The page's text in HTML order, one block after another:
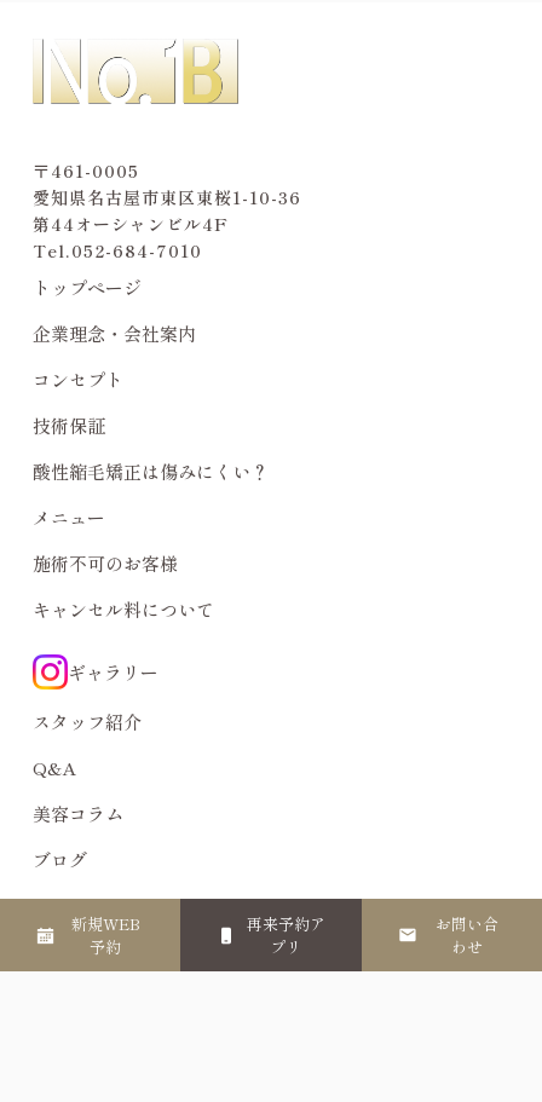
新規WEB
予約
再来予約ア
プリ
お問い合
わせ
〒461-0005
愛知県名古屋市東区東桜1-10-36
第44オーシャンビル4F
Tel.052-684-7010
トップページ
企業理念・会社案内
コンセプト
技術保証
酸性縮毛矯正は傷みにくい？
メニュー
施術不可のお客様
キャンセル料について
ギャラリー
スタッフ紹介
Q&A
美容コラム
ブログ
アクセス
お支払方法